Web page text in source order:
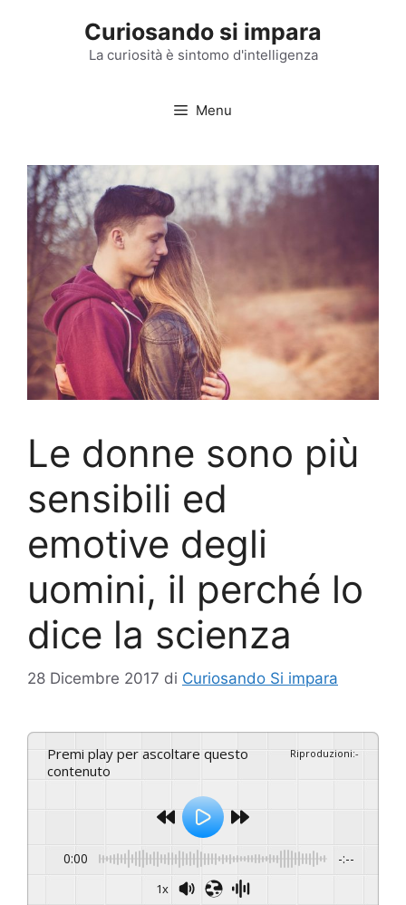
Curiosando si impara
La curiosità è sintomo d'intelligenza
Menu
Le donne sono più
sensibili ed
emotive degli
uomini, il perché lo
dice la scienza
28 Dicembre 2017 di Curiosando Si impara
Premi play per ascoltare questo
contenuto
Riproduzioni:-
0:00 -:--
1x